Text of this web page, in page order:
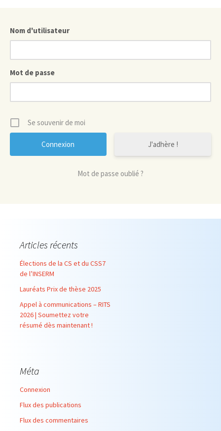
Nom d'utilisateur
Mot de passe
Se souvenir de moi
J'adhère !
Mot de passe oublié ?
Articles récents
Élections de la CS et du CSS7
de l’INSERM
Lauréats Prix de thèse 2025
Appel à communications – RITS
2026 | Soumettez votre
résumé dès maintenant !
Méta
Connexion
Flux des publications
Flux des commentaires